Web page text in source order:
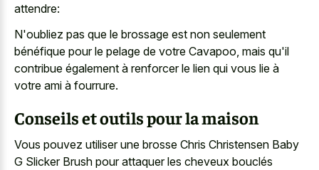
attendre:
N'oubliez pas que le brossage est non seulement
bénéfique pour le pelage de votre Cavapoo, mais qu'il
contribue également à renforcer le lien qui vous lie à
votre ami à fourrure.
Conseils et outils pour la maison
Vous pouvez utiliser une brosse Chris Christensen Baby
G Slicker Brush pour attaquer les cheveux bouclés